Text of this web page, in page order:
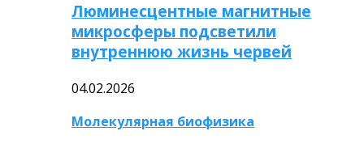
Люминесцентные магнитные
микросферы подсветили
внутреннюю жизнь червей
04.02.2026
Молекулярная биофизика